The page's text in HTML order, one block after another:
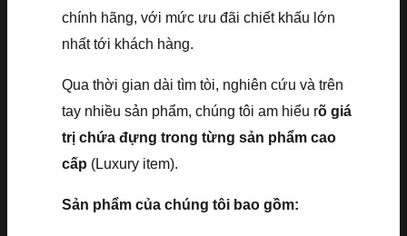
chính hãng, với mức ưu đãi chiết khấu lớn
nhất tới khách hàng.
Qua thời gian dài tìm tòi, nghiên cứu và trên
tay nhiều sản phẩm, chúng tôi am hiểu rõ giá
trị chứa đựng trong từng sản phẩm cao
cấp (Luxury item).
Sản phẩm của chúng tôi bao gồm: